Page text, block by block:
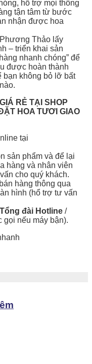
hỗ trợ mọi thông
tận tâm từ bước
nhận được hoa
Thảo lấy
– triển khai sản
nhanh chóng” để
được hoàn thành
bạn không bỏ lỡ bất
RẺ TẠI SHOP
HOA TƯƠI GIAO
tại
sản phẩm và để lại
hàng và nhân viên
cho quý khách.
hàng thông qua
hình (hổ trợ tư vấn
Tổng đài Hotline /
gọi nếu máy bận).